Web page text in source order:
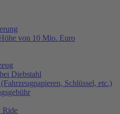
von 10 Mio. Euro
Diebstahl
Schlüssel, etc.)
Ride